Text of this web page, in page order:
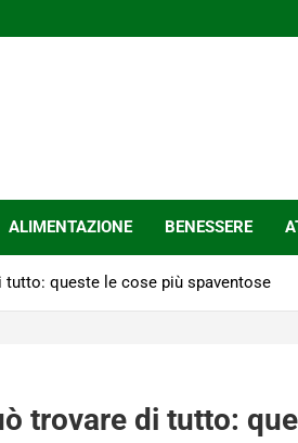
ALIMENTAZIONE BENESSERE
tutto: queste le cose più spaventose
trovare di tutto: